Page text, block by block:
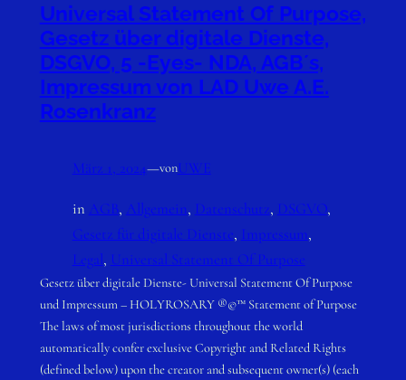
Universal Statement Of Purpose,
Gesetz über digitale Dienste,
DSGVO, 5 -Eyes- NDA, AGB´s,
Impressum von LAD Uwe A.E.
Rosenkranz
März 1, 2024—vonUWE
in AGB, Allgemein, Datenschutz, DSGVO
Gesetz für digitale Dienste, Impressum
Legal, Universal Statement Of Purpose
Gesetz über digitale Dienste- Universal Statement Of Purpose
und Impressum – HOLYROSARY ®©™ Statement of Purpose
The laws of most jurisdictions throughout the world
automatically confer exclusive Copyright and Related Rights
(defined below) upon the creator and subsequent owner(s) (each